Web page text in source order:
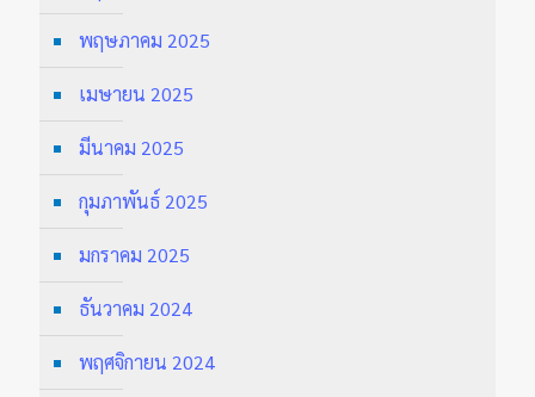
พฤษภาคม 2025
เมษายน 2025
มีนาคม 2025
กุมภาพันธ์ 2025
มกราคม 2025
ธันวาคม 2024
พฤศจิกายน 2024